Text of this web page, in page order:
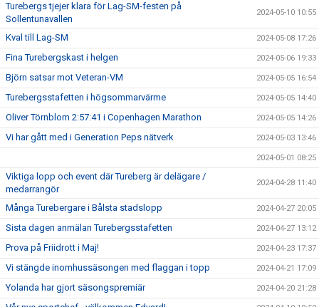
Turebergs tjejer klara för Lag-SM-festen på
Sollentunavallen
2024-05-10 10:55
Kval till Lag-SM 2024-05-08 17:26
Fina Turebergskast i helgen 2024-05-06 19:33
Björn satsar mot Veteran-VM 2024-05-05 16:54
Turebergsstafetten i högsommarvärme 2024-05-05 14:40
Oliver Törnblom 2:57:41 i Copenhagen Marathon 2024-05-05 14:26
Vi har gått med i Generation Peps nätverk 2024-05-03 13:46
2024-05-01 08:25
Viktiga lopp och event där Tureberg är delägare /
medarrangör
2024-04-28 11:40
Många Turebergare i Bålsta stadslopp 2024-04-27 20:05
Sista dagen anmälan Turebergsstafetten 2024-04-27 13:12
Prova på Friidrott i Maj! 2024-04-23 17:37
Vi stängde inomhussäsongen med flaggan i topp 2024-04-21 17:09
Yolanda har gjort säsongspremiär 2024-04-20 21:28